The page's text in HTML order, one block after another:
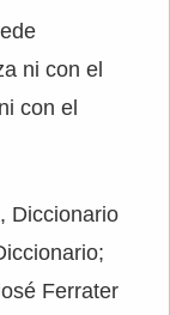
ni con el
con el
Diccionario
Ferrater